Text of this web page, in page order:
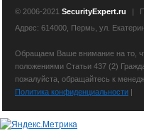
© 2006-2021 SecurityExpert.ru |
Адрес: 614000, Пермь, ул.
Обращаем Ваше внимание на то,
положениями Статьи 437 (2)
пожалуйста, обращайтесь к
Политика конфиденциальности |